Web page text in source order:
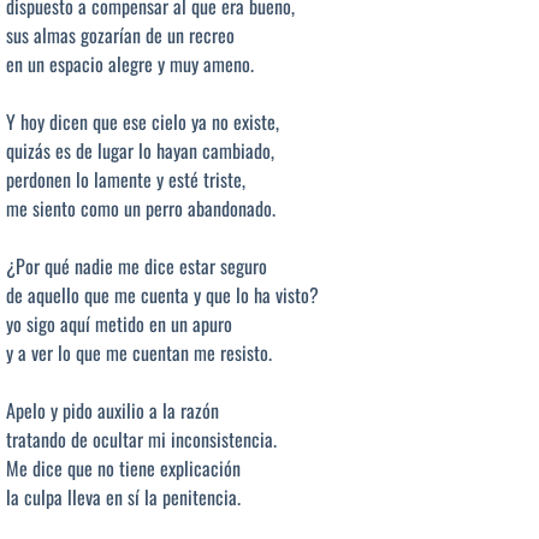
dispuesto a compensar al que era bueno,
sus almas gozarían de un recreo
en un espacio alegre y muy ameno.
Y hoy dicen que ese cielo ya no existe,
quizás es de lugar lo hayan cambiado,
perdonen lo lamente y esté triste,
me siento como un perro abandonado.
¿Por qué nadie me dice estar seguro
de aquello que me cuenta y que lo ha visto?
yo sigo aquí metido en un apuro
y a ver lo que me cuentan me resisto.
Apelo y pido auxilio a la razón
tratando de ocultar mi inconsistencia.
Me dice que no tiene explicación
la culpa lleva en sí la penitencia.